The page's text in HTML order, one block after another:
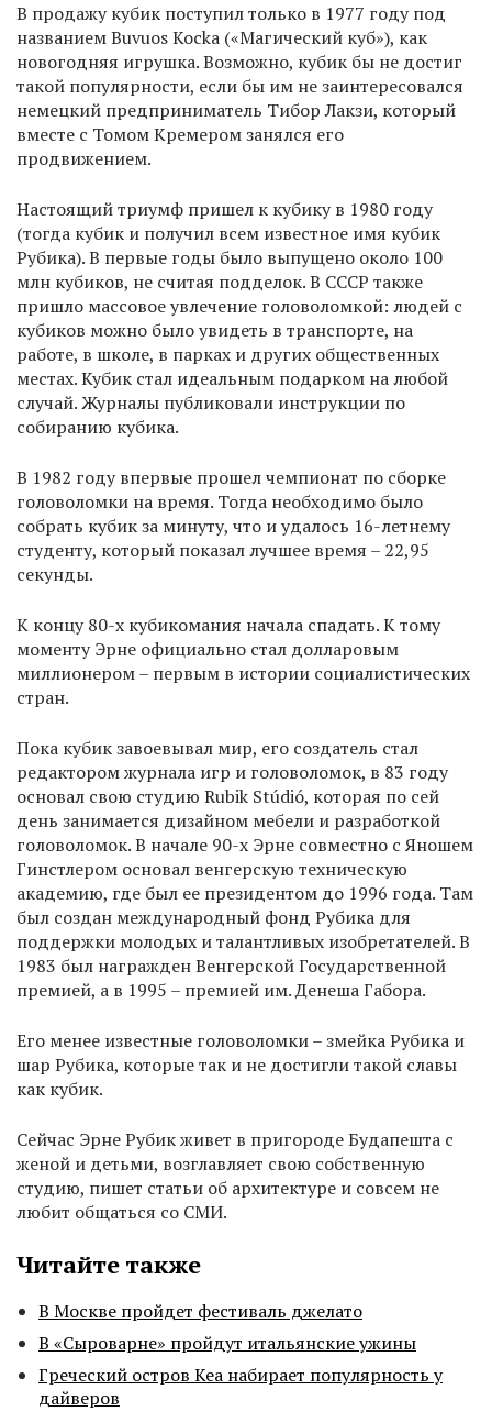
В продажу кубик поступил только в 1977 году под
названием Buvuos Kocka («Магический куб»), как
новогодняя игрушка. Возможно, кубик бы не достиг
такой популярности, если бы им не заинтересовался
немецкий предприниматель Тибор Лакзи, который
вместе с Томом Кремером занялся его
продвижением.
Настоящий триумф пришел к кубику в 1980 году
(тогда кубик и получил всем известное имя кубик
Рубика). В первые годы было выпущено около 100
млн кубиков, не считая подделок. В СССР также
пришло массовое увлечение головоломкой: людей с
кубиков можно было увидеть в транспорте, на
работе, в школе, в парках и других общественных
местах. Кубик стал идеальным подарком на любой
случай. Журналы публиковали инструкции по
собиранию кубика.
В 1982 году впервые прошел чемпионат по сборке
головоломки на время. Тогда необходимо было
собрать кубик за минуту, что и удалось 16-летнему
студенту, который показал лучшее время – 22,95
секунды.
К концу 80-х кубикомания начала спадать. К тому
моменту Эрне официально стал долларовым
миллионером – первым в истории социалистических
стран.
Пока кубик завоевывал мир, его создатель стал
редактором журнала игр и головоломок, в 83 году
основал свою студию Rubik Stúdió, которая по сей
день занимается дизайном мебели и разработкой
головоломок. В начале 90-х Эрне совместно с Яношем
Гинстлером основал венгерскую техническую
академию, где был ее президентом до 1996 года. Там
был создан международный фонд Рубика для
поддержки молодых и талантливых изобретателей. В
1983 был награжден Венгерской Государственной
премией, а в 1995 – премией им. Денеша Габора.
Его менее известные головоломки – змейка Рубика и
шар Рубика, которые так и не достигли такой славы
как кубик.
Сейчас Эрне Рубик живет в пригороде Будапешта с
женой и детьми, возглавляет свою собственную
студию, пишет статьи об архитектуре и совсем не
любит общаться со СМИ.
Читайте также
В Москве пройдет фестиваль джелато
В «Сыроварне» пройдут итальянские ужины
Греческий остров Кеа набирает популярность у
дайверов